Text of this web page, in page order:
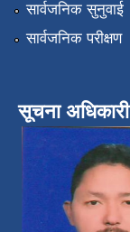
सार्वजनिक सुनुवाई
सार्वजनिक परीक्षण
सूचना अधिकारी